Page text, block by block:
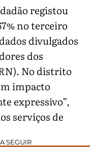
registou
no terceiro
divulgados
dos
No distrito
impacto
expressivo”,
serviços de
SEGUIR